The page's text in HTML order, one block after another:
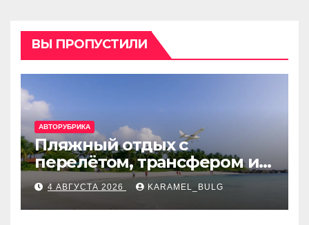
ВЫ ПРОПУСТИЛИ
АВТОРУБРИКА
Пляжный отдых с
перелётом, трансфером и
отелем на Мальдивах, в
Турции, Греции, Таиланде
и Европе
4 АВГУСТА 2026 KARAMEL_BULG